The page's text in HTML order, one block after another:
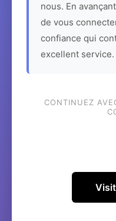
nous. En
de vous
confiance qui
excellent service.
CONTINUEZ